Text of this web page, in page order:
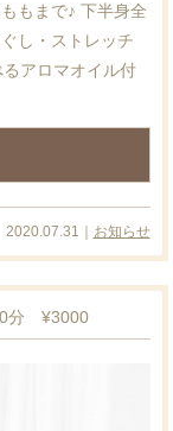
もまで♪ 下半身全
し・ストレッチ
アロマオイル付
2020.07.31｜ お知らせ
分 ¥3000